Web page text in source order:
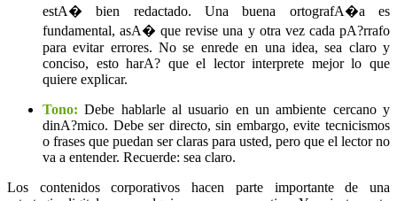
estA� bien redactado. Una buena ortografA�a es
fundamental, asA� que revise una y otra vez cada pA?rrafo
para evitar errores. No se enrede en una idea, sea claro y
conciso, esto harA? que el lector interprete mejor lo que
quiere explicar.
Tono: Debe hablarle al usuario en un ambiente cercano y
dinA?mico. Debe ser directo, sin embargo, evite tecnicismos
o frases que puedan ser claras para usted, pero que el lector no
va a entender. Recuerde: sea claro.
Los contenidos corporativos hacen parte importante de una